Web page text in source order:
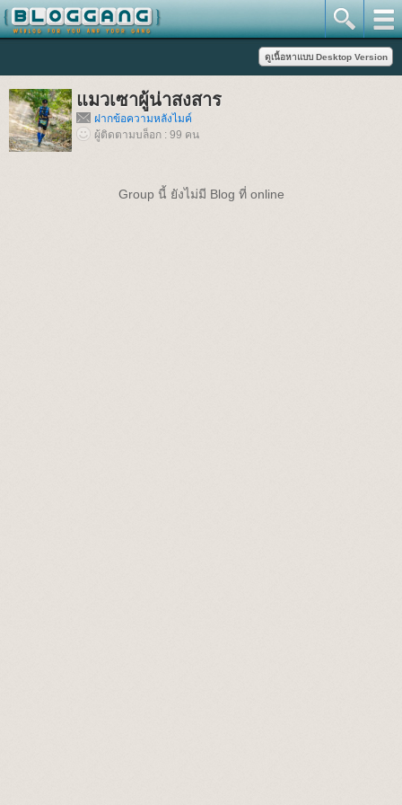
แมวเซาผู้น่าสงสาร
ฝากข้อความหลังไมค์
ผู้ติดตามบล็อก : 99 คน
Group นี้ ยังไม่มี Blog ที่ online